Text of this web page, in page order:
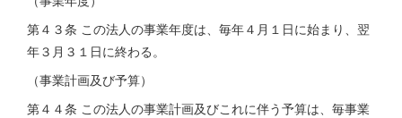
第４３条 この法人の事業年度は、毎年４月１日に始まり、翌
年３月３１日に終わる。
（事業計画及び予算）
第４４条 この法人の事業計画及びこれに伴う予算は、毎事業